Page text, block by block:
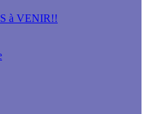
à VENIR!!